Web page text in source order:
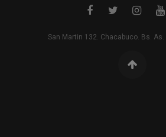
San Martin 132. Chacabuco. Bs.